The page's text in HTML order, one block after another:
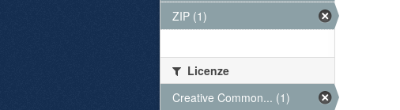
ZIP (1)
Licenze
Creative Common... (1)